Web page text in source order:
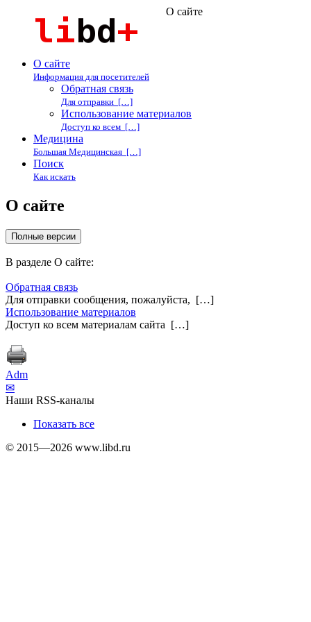
О сайте
О сайте
Информация для посетителей
Обратная связь
Для отправки […]
Использование материалов
Доступ ко всем […]
Медицина
Большая Медицинская […]
Поиск
Как искать
О сайте
В разделе О сайте:
Обратная связь
Для отправки сообщения, пожалуйста, […]
Использование материалов
Доступ ко всем материалам сайта […]
Adm
✉
Наши RSS-каналы
Показать все
© 2015—2026 www.libd.ru